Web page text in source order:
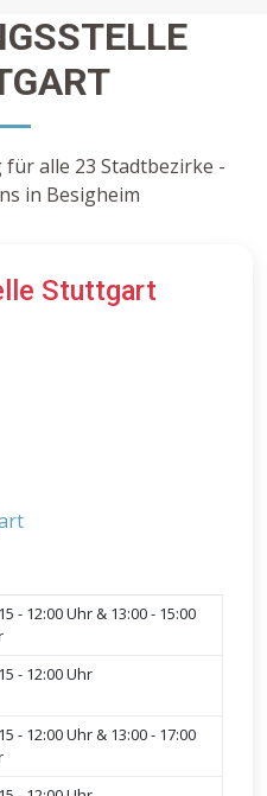
alle 23 Stadtbezirke -
in Besigheim
Stuttgart
- 12:00 Uhr & 13:00 - 15:00
- 12:00 Uhr
- 12:00 Uhr & 13:00 - 17:00